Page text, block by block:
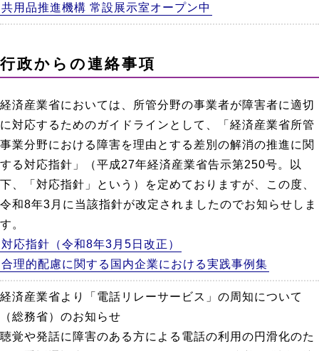
共用品推進機構 常設展示室オープン中
行政からの連絡事項
経済産業省においては、所管分野の事業者が障害者に適切
に対応するためのガイドラインとして、「経済産業省所管
事業分野における障害を理由とする差別の解消の推進に関
する対応指針」（平成27年経済産業省告示第250号。以
下、「対応指針」という）を定めておりますが、この度、
令和8年3月に当該指針が改定されましたのでお知らせしま
す。
対応指針（令和8年3月5日改正）
合理的配慮に関する国内企業における実践事例集
経済産業省より「電話リレーサービス」の周知について
（総務省）のお知らせ
聴覚や発話に障害のある方による電話の利用の円滑化のた